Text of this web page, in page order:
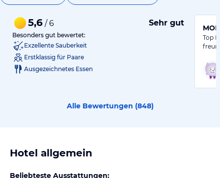
5,6 / 6 Sehr gut
Besonders gut bewertet:
Exzellente Sauberkeit
Erstklassig für Paare
Ausgezeichnetes Essen
Top
Alle Bewertungen (848)
Hotel allgemein
Beliebteste Ausstattungen: